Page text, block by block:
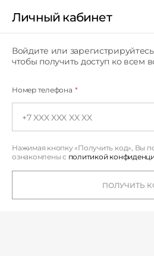
Личный
Личный кабинет
Войдите или
чтобы получить доступ ко всем
Номер телефона *
Нажимая кнопку «Получить код», Вы
ознакомлены с политикой
ПОЛУЧИТЬ